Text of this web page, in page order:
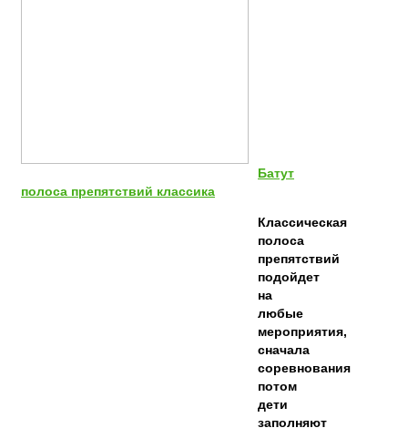
Батут
полоса препятствий классика
Классическая
полоса
препятствий
подойдет
на
любые
мероприятия,
сначала
соревнования
потом
дети
заполняют